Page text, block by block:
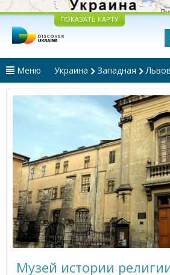
ПОКАЗАТЬ КАРТУ
Меню Украина Западная Львов
Музей истории